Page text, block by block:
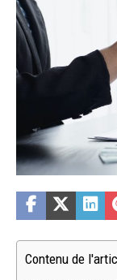
Contenu de